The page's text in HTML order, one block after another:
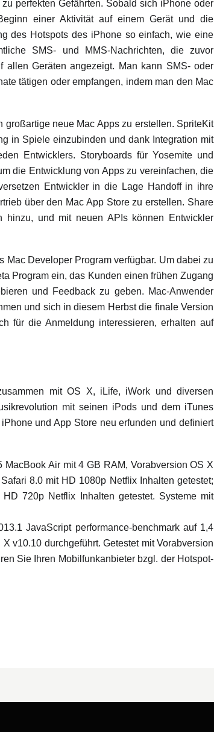
perfekten Gefährten. Sobald sich iPhone oder
einer Aktivität auf einem Gerät und die
des Hotspots des iPhone so einfach, wie eine
SMS- und MMS-Nachrichten, die zuvor
Geräten angezeigt. Man kann SMS- oder
tätigen oder empfangen, indem man den Mac
neue Mac Apps zu erstellen. SpriteKit
in Spiele einzubinden und dank Integration mit
Entwicklers. Storyboards für Yosemite und
die Entwicklung von Apps zu vereinfachen, die
Entwickler in die Lage Handoff in ihre
über den Mac App Store zu erstellen. Share
hinzu, und mit neuen APIs können Entwickler
Mac Developer Program verfügbar. Um dabei zu
Program ein, das Kunden einen frühen Zugang
und Feedback zu geben. Mac-Anwender
und sich in diesem Herbst die finale Version
für die Anmeldung interessieren, erhalten auf
mit OS X, iLife, iWork und diversen
mit seinen iPods und dem iTunes
und App Store neu erfunden und definiert
Air mit 4 GB RAM, Vorabversion OS X
8.0 mit HD 1080p Netflix Inhalten getestet;
720p Netflix Inhalten getestet. Systeme mit
JavaScript performance-benchmark auf 1,4
v10.10 durchgeführt. Getestet mit Vorabversion
Sie Ihren Mobilfunkanbieter bzgl. der Hotspot-